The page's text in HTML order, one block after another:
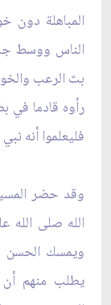
المباهلة
الناس ووسط
بث الرعب
رأوه قادما في
فليعلموا أنه
وقد حضر
الله صلى
ويمسك الحسن
يطلب منهم أن